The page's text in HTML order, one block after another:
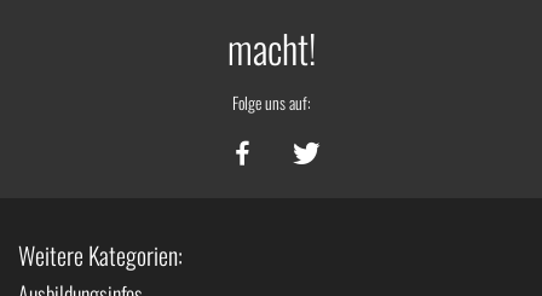
macht!
Folge uns auf:
Weitere Kategorien: